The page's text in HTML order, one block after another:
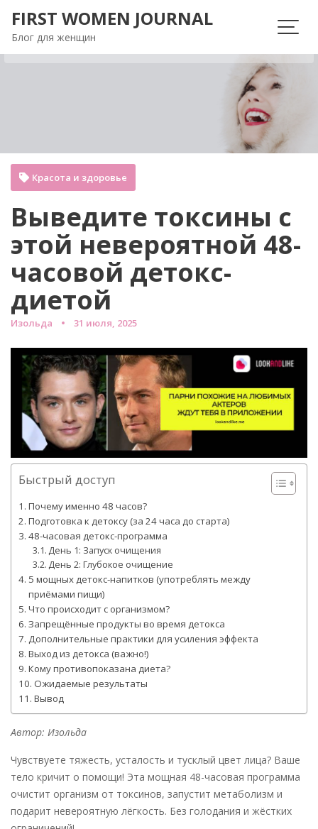
содержимому
FIRST WOMEN JOURNAL
Блог для женщин
Выведите токсины с
этой невероятной 48-
часовой детокс-
диетой
Изольда 31 июля, 2025
Красота и здоровье
Быстрый доступ
Почему именно 48 часов?
Подготовка к детоксу (за 24 часа до старта)
48-часовая детокс-программа
День 1: Запуск очищения
День 2: Глубокое очищение
5 мощных детокс-напитков (употреблять между
приёмами пищи)
Что происходит с организмом?
Запрещённые продукты во время детокса
Дополнительные практики для усиления эффекта
Выход из детокса (важно!)
Кому противопоказана диета?
Ожидаемые результаты
Вывод
Автор: Изольда
Чувствуете тяжесть, усталость и тусклый цвет лица? Ваше
тело кричит о помощи! Эта мощная 48-часовая программа
очистит организм от токсинов, запустит метаболизм и
подарит невероятную лёгкость. Без голодания и жёстких